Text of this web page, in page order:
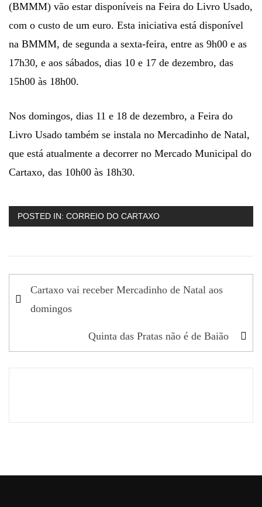
(BMMM) vão estar disponíveis na Feira do Livro Usado,
com o custo de um euro. Esta iniciativa está disponível
na BMMM, de segunda a sexta-feira, entre as 9h00 e as
17h30, e aos sábados, dias 10 e 17 de dezembro, das
15h00 às 18h00.
Nos domingos, dias 11 e 18 de dezembro, a Feira do
Livro Usado também se instala no Mercadinho de Natal,
que está atualmente a decorrer no Mercado Municipal do
Cartaxo, das 10h00 às 18h30.
POSTED IN: CORREIO DO CARTAXO
Navegação
de
Cartaxo vai receber Mercadinho de Natal aos
domingos
Quinta das Pratas não é de Baião